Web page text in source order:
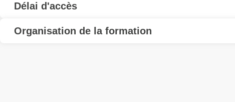
Délai d'accès
Organisation de la formation